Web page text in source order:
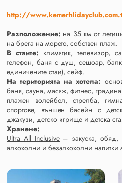
http://
Разположение: на 35 км от
на брега на морето, собствен плаж.
В стаите: климатик, телевизор,
телефон, баня с душ, сешоар,
единичените стаи), сейф.
На територията на хотела:
баня, сауна, масаж, фитнес,
плажен волейбол, стрелба,
спортове, външен басейн с
джакузи, детско игрище и детска
Хранене:
Ultra All Inclusive – закуска, обяд,
алкохолни и безалкохолни напитки